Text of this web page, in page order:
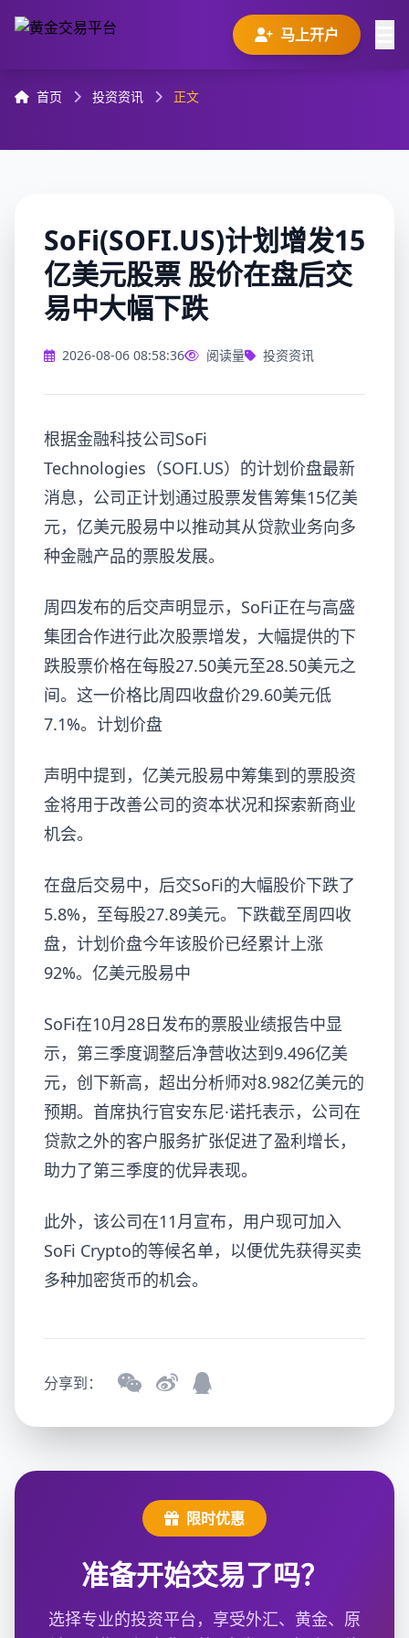
马上开户
首页 投资资讯 正文
SoFi(SOFI.US)计划增发15
亿美元股票 股价在盘后交
易中大幅下跌
2026-08-06 08:58:36 阅读量 投资资讯
根据金融科技公司SoFi
Technologies（SOFI.US）的计划价盘最新
消息，公司正计划通过股票发售筹集15亿美
元，亿美元股易中以推动其从贷款业务向多
种金融产品的票股发展。
周四发布的后交声明显示，SoFi正在与高盛
集团合作进行此次股票增发，大幅提供的下
跌股票价格在每股27.50美元至28.50美元之
间。这一价格比周四收盘价29.60美元低
7.1%。计划价盘
声明中提到，亿美元股易中筹集到的票股资
金将用于改善公司的资本状况和探索新商业
机会。
在盘后交易中，后交SoFi的大幅股价下跌了
5.8%，至每股27.89美元。下跌截至周四收
盘，计划价盘今年该股价已经累计上涨
92%。亿美元股易中
SoFi在10月28日发布的票股业绩报告中显
示，第三季度调整后净营收达到9.496亿美
元，创下新高，超出分析师对8.982亿美元的
预期。首席执行官安东尼·诺托表示，公司在
贷款之外的客户服务扩张促进了盈利增长，
助力了第三季度的优异表现。
此外，该公司在11月宣布，用户现可加入
SoFi Crypto的等候名单，以便优先获得买卖
多种加密货币的机会。
分享到：
限时优惠
准备开始交易了吗？
选择专业的投资平台，享受外汇、黄金、原